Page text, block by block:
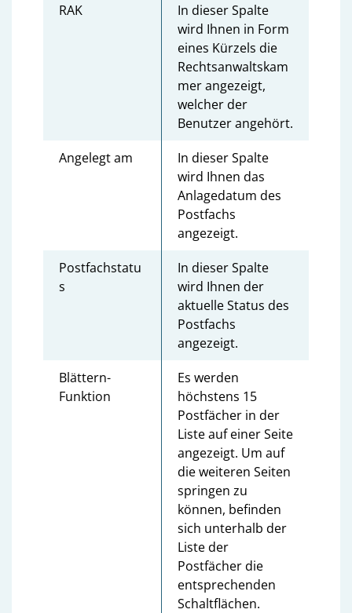
RAK
In dieser Spalte
wird Ihnen in Form
eines Kürzels die
Rechtsanwaltskam
mer angezeigt,
welcher der
Benutzer angehört.
Angelegt am
In dieser Spalte
wird Ihnen das
Anlagedatum des
Postfachs
angezeigt.
Postfachstatu
s
In dieser Spalte
wird Ihnen der
aktuelle Status des
Postfachs
angezeigt.
Blättern-
Funktion
Es werden
höchstens 15
Postfächer in der
Liste auf einer Seite
angezeigt. Um auf
die weiteren Seiten
springen zu
können, befinden
sich unterhalb der
Liste der
Postfächer die
entsprechenden
Schaltflächen.